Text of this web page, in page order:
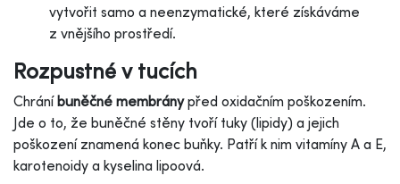
vytvořit samo a neenzymatické, které získáváme
z vnějšího prostředí.
Rozpustné v tucích
Chráníbuněčné membránypřed oxidačním poškozením.
Jde o to, že buněčné stěny tvoří tuky (lipidy) a jejich
poškození znamená konec buňky. Patří k nim vitamíny A a E,
karotenoidy a kyselina lipoová.